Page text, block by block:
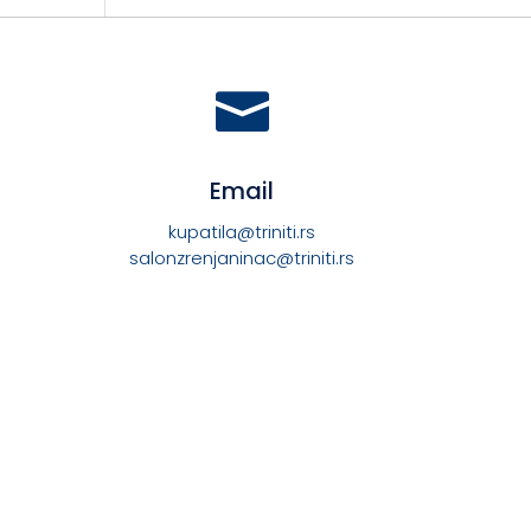

Email
kupatila@triniti.rs
salonzrenjaninac@triniti.rs